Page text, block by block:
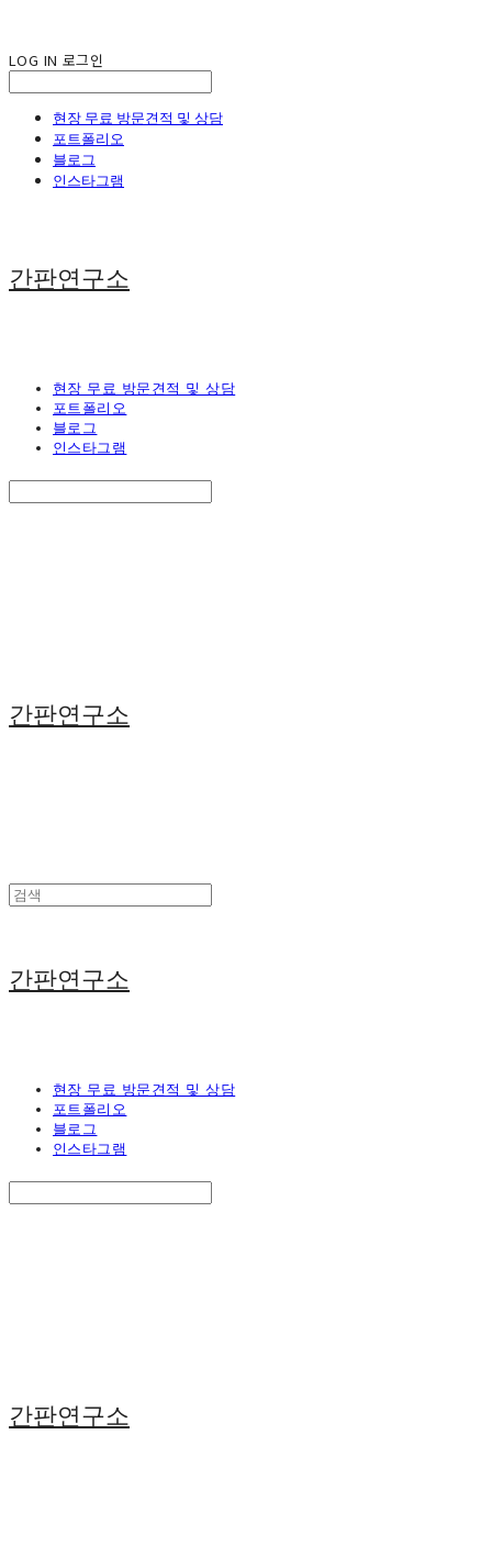
LOG IN 로그인
현장 무료 방문견적 및 상담
포트폴리오
블로그
인스타그램
간판연구소
현장 무료 방문견적 및 상담
포트폴리오
블로그
인스타그램
간판연구소
간판연구소
현장 무료 방문견적 및 상담
포트폴리오
블로그
인스타그램
간판연구소